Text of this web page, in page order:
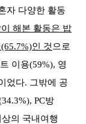
자 다양한 활동
해본 활동은 밥
인 것 으로
이용(59%), 영
었다. 그밖에 공
PC방
의 국내여행